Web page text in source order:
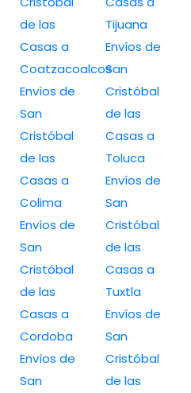
de las
Casas a
Coatzacoalcos
Envíos de
San
Cristóbal
de las
Casas a
Colima
Envíos de
San
Cristóbal
de las
Casas a
Cordoba
Envíos de
San
Tijuana
Envíos de
San
Cristóbal
de las
Casas a
Toluca
Envíos de
San
Cristóbal
de las
Casas a
Tuxtla
Envíos de
San
Cristóbal
de las